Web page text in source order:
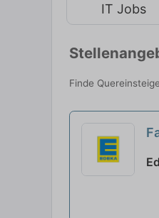
IT Jobs
Finde